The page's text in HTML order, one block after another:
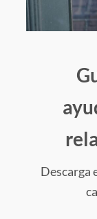
Descarga